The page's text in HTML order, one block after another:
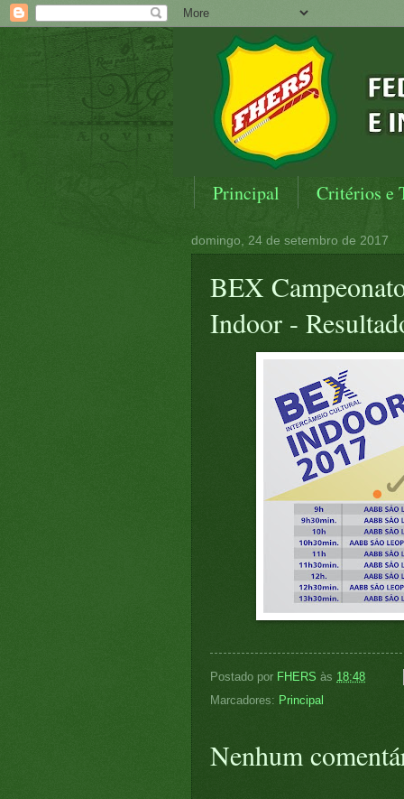
Principal Critérios e
domingo, 24 de setembro de 2017
BEX
Indoor -
Postado por FHERS às 18:48
Marcadores: Principal
Nenhum